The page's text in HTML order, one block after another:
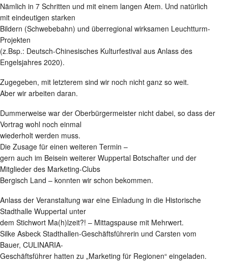
Nämlich in 7 Schritten und mit einem langen Atem. Und natürlich
mit eindeutigen starken
Bildern (Schwebebahn) und überregional wirksamen Leuchtturm-
Projekten
(z.Bsp.: Deutsch-Chinesisches Kulturfestival aus Anlass des
Engelsjahres 2020).
Zugegeben, mit letzterem sind wir noch nicht ganz so weit.
Aber wir arbeiten daran.
Dummerweise war der Oberbürgermeister nicht dabei, so dass der
Vortrag wohl noch einmal
wiederholt werden muss.
Die Zusage für einen weiteren Termin –
gern auch im Beisein weiterer Wuppertal Botschafter und der
Mitglieder des Marketing-Clubs
Bergisch Land – konnten wir schon bekommen.
Anlass der Veranstaltung war eine Einladung in die Historische
Stadthalle Wuppertal unter
dem Stichwort Ma(h)lzeit?! – Mittagspause mit Mehrwert.
Silke Asbeck Stadthallen-Geschäftsführerin und Carsten vom
Bauer, CULINARIA-
Geschäftsführer hatten zu „Marketing für Regionen“ eingeladen.